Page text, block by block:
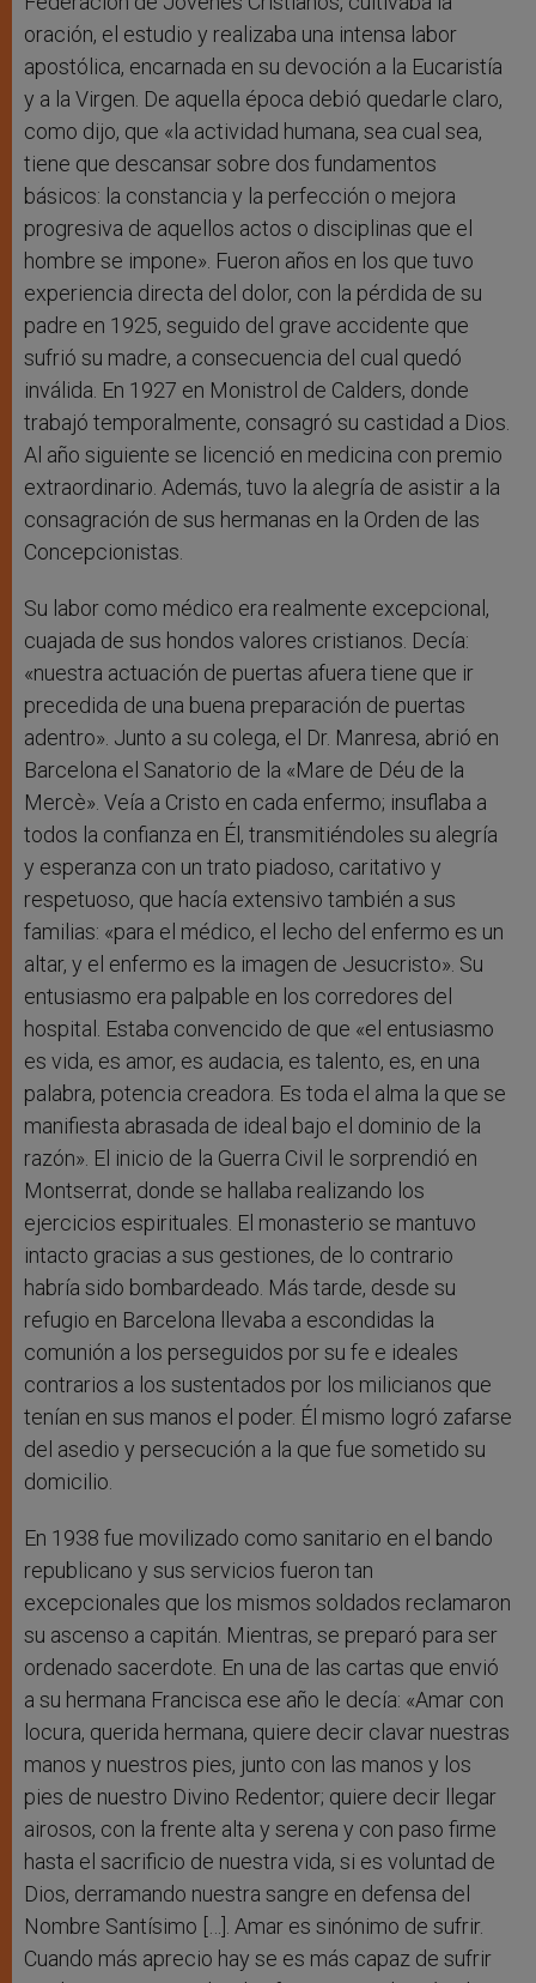
oración, el estudio y realizaba una intensa labor
apostólica, encarnada en su devoción a la Eucaristía
y a la Virgen. De aquella época debió quedarle claro,
como dijo, que «la actividad humana, sea cual sea,
tiene que descansar sobre dos fundamentos
básicos: la constancia y la perfección o mejora
progresiva de aquellos actos o disciplinas que el
hombre se impone». Fueron años en los que tuvo
experiencia directa del dolor, con la pérdida de su
padre en 1925, seguido del grave accidente que
sufrió su madre, a consecuencia del cual quedó
inválida. En 1927 en Monistrol de Calders, donde
trabajó temporalmente, consagró su castidad a Dios.
Al año siguiente se licenció en medicina con premio
extraordinario. Además, tuvo la alegría de asistir a la
consagración de sus hermanas en la Orden de las
Concepcionistas.
Su labor como médico era realmente excepcional,
cuajada de sus hondos valores cristianos. Decía:
«nuestra actuación de puertas afuera tiene que ir
precedida de una buena preparación de puertas
adentro». Junto a su colega, el Dr. Manresa, abrió en
Barcelona el Sanatorio de la «Mare de Déu de la
Mercè». Veía a Cristo en cada enfermo; insuflaba a
todos la confianza en Él, transmitiéndoles su alegría
y esperanza con un trato piadoso, caritativo y
respetuoso, que hacía extensivo también a sus
familias: «para el médico, el lecho del enfermo es un
altar, y el enfermo es la imagen de Jesucristo». Su
entusiasmo era palpable en los corredores del
hospital. Estaba convencido de que «el entusiasmo
es vida, es amor, es audacia, es talento, es, en una
palabra, potencia creadora. Es toda el alma la que se
manifiesta abrasada de ideal bajo el dominio de la
razón». El inicio de la Guerra Civil le sorprendió en
Montserrat, donde se hallaba realizando los
ejercicios espirituales. El monasterio se mantuvo
intacto gracias a sus gestiones, de lo contrario
habría sido bombardeado. Más tarde, desde su
refugio en Barcelona llevaba a escondidas la
comunión a los perseguidos por su fe e ideales
contrarios a los sustentados por los milicianos que
tenían en sus manos el poder. Él mismo logró zafarse
del asedio y persecución a la que fue sometido su
domicilio.
En 1938 fue movilizado como sanitario en el bando
republicano y sus servicios fueron tan
excepcionales que los mismos soldados reclamaron
su ascenso a capitán. Mientras, se preparó para ser
ordenado sacerdote. En una de las cartas que envió
a su hermana Francisca ese año le decía: «Amar con
locura, querida hermana, quiere decir clavar nuestras
manos y nuestros pies, junto con las manos y los
pies de nuestro Divino Redentor; quiere decir llegar
airosos, con la frente alta y serena y con paso firme
hasta el sacrificio de nuestra vida, si es voluntad de
Dios, derramando nuestra sangre en defensa del
Nombre Santísimo […]. Amar es sinónimo de sufrir.
Cuando más aprecio hay se es más capaz de sufrir